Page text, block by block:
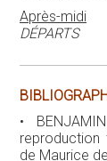
Après-midi
DÉPARTS
•
reproduction
de Maurice